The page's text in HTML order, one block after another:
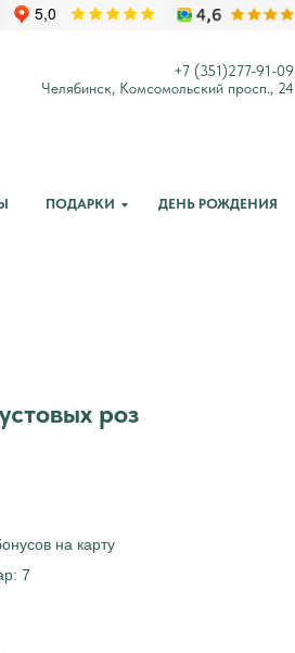
+7 (351)277-91-09
Челябинск, Комсомольский просп., 24
ПОДАРКИ ДЕНЬ РОЖДЕНИЯ
роз
на карту
7